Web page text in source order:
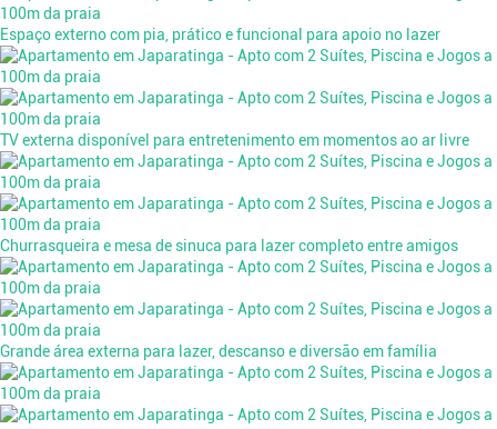
Espaço externo com pia, prático e funcional para apoio no lazer
TV externa disponível para entretenimento em momentos ao ar livre
Churrasqueira e mesa de sinuca para lazer completo entre amigos
Grande área externa para lazer, descanso e diversão em família